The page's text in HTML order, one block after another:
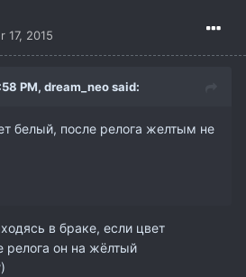
17, 2015
PM, dream_neosaid:
белый, после релога желтым не
в браке, если цвет
релога он на жёлтый